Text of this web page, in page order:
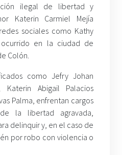
ilegal de libertad y
Katerin Carmiel Mejía
sociales como Kathy
en la ciudad de
Colón.
como Jefry Johan
Katerin Abigail Palacios
Palma, enfrentan cargos
la libertad agravada,
delinquir y, en el caso de
por robo con violencia o